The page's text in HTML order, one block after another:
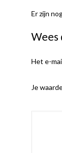
Er zijn
Wees
Het e-
Je